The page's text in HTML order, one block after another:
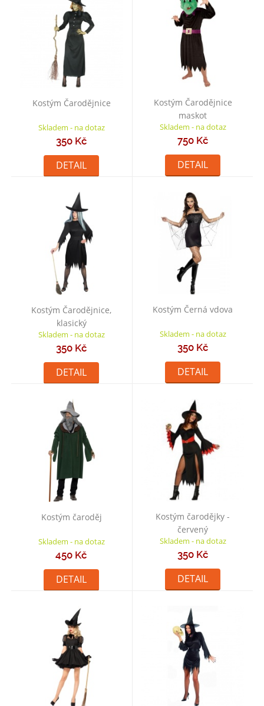
Kostým Čarodějnice
Skladem - na dotaz
350 Kč
DETAIL
Kostým Čarodějnice
maskot
Skladem - na dotaz
750 Kč
DETAIL
Kostým Čarodějnice,
klasický
Skladem - na dotaz
350 Kč
DETAIL
Kostým Černá vdova
Skladem - na dotaz
350 Kč
DETAIL
Kostým čaroděj
Skladem - na dotaz
450 Kč
DETAIL
Kostým čarodějky -
červený
Skladem - na dotaz
350 Kč
DETAIL